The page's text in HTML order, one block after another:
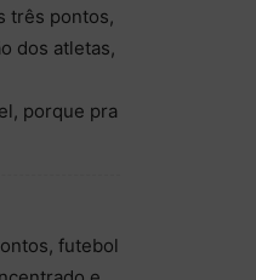
três pontos,
dos atletas,
porque pra
futebol